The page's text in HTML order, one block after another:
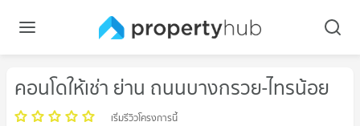
คอนโดให้เช่า ย่าน ถนนบางกรวย-ไทรน้อย
เริ่มรีวิวโครงการนี้